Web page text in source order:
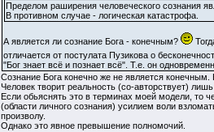
Пределом раширения человеческого сознания
В противном случае - логическая катастрофа.
А является ли сознание Бога - конечным?
отличается от постулата Пузикова о
"Бог знает всё и познает всё". Т.е. он
Сознание Бога конечно же не является
Человек творит реальность (со-авторствует)
Если обьяснять это в терминах моей модели,
(области личного сознания) усилием воли
произволу.
Однако это явное превышение полномочий.